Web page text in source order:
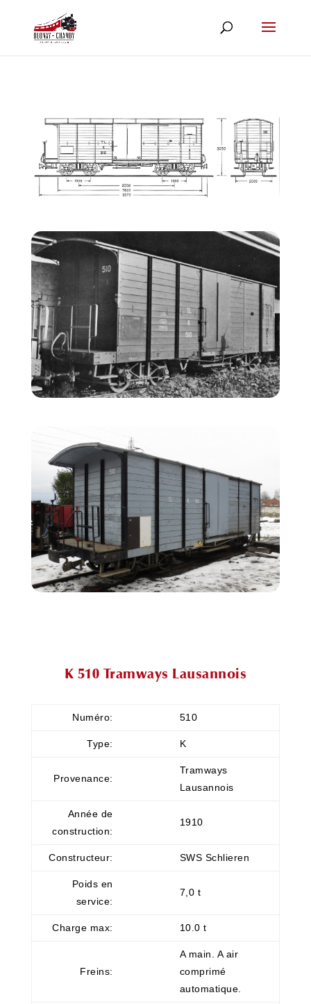
K 510 Tramways Lausannois
Numéro: 510
Type: K
Provenance:
Tramways
Lausannois
Année de
construction:
1910
Constructeur: SWS Schlieren
Poids en
service:
7,0 t
Charge max: 10.0 t
Freins:
A main. A air
comprimé
automatique.